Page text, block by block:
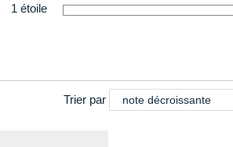
1 étoile
Trier par note décroissante